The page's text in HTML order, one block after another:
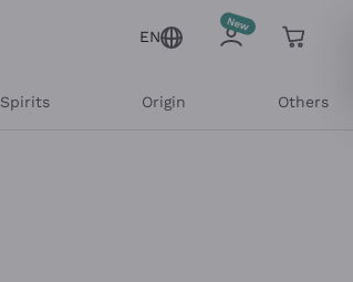
EN
Spirits Origin Others